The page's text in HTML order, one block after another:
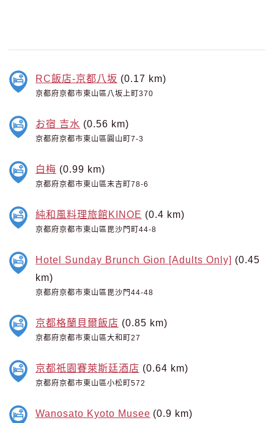
RC飯店-京都八坂 (0.17 km)
京都府京都市東山區八坂上町370
お宿 吉水 (0.56 km)
京都府京都市東山區圓山町7-3
白梅 (0.99 km)
京都府京都市東山區末吉町78-6
純和風料理旅館KINOE (0.4 km)
京都府京都市東山區毘沙門町44-8
Hotel Sunday Brunch Gion [Adults Only] (0.45
km)
京都府京都市東山區毘沙門44-48
京都格蘭貝爾飯店 (0.85 km)
京都府京都市東山區大和町27
京都祇園賽萊斯廷酒店 (0.64 km)
京都府京都市東山區小松町572
Wanosato Kyoto Musee (0.9 km)